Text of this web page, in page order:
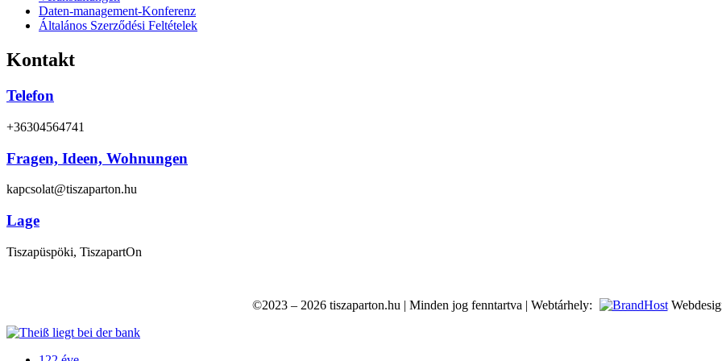
Daten-management-Konferenz
Általános Szerződési Feltételek
Kontakt
Telefon
+36304564741
Fragen, Ideen, Wohnungen
kapcsolat@tiszaparton.hu
Lage
Tiszapüspöki, TiszapartOn
©2023 – 2026 tiszaparton.hu | Minden jog fenntartva | Webtárhely: